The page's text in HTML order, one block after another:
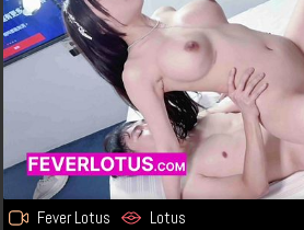
Fever Lotus Lotus